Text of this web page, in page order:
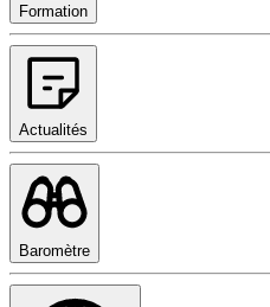
Formation
Actualités
Baromètre